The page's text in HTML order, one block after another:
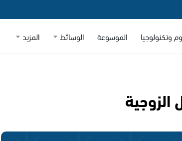
وتكنولوجيا الموسوعة الوسائط المزيد